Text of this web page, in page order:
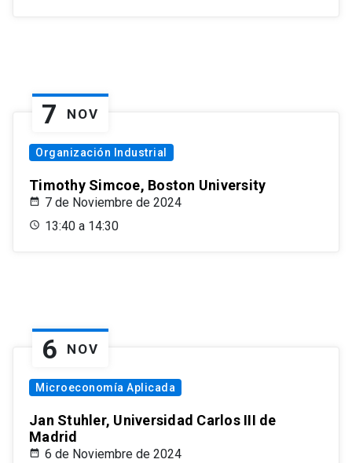
7 NOV
Organización Industrial
Timothy Simcoe, Boston University
7 de Noviembre de 2024
13:40 a 14:30
6 NOV
Microeconomía Aplicada
Jan Stuhler, Universidad Carlos III de
Madrid
6 de Noviembre de 2024